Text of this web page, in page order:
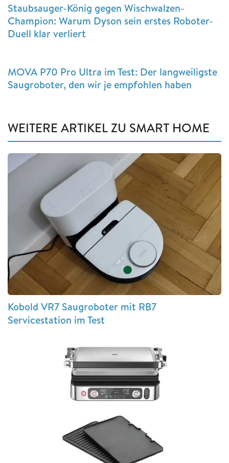
Staubsauger-König gegen Wischwalzen-
Champion: Warum Dyson sein erstes Roboter-
Duell klar verliert
MOVA P70 Pro Ultra im Test: Der langweiligste
Saugroboter, den wir je empfohlen haben
WEITERE ARTIKEL ZU SMART HOME
Kobold VR7 Saugroboter mit RB7
Servicestation im Test